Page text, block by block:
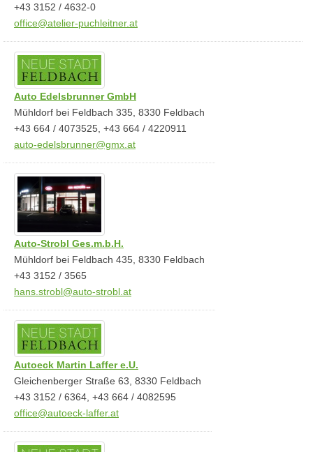
+43 3152 / 4632-0
office@atelier-puchleitner.at
Auto Edelsbrunner GmbH
Mühldorf bei Feldbach 335, 8330 Feldbach
+43 664 / 4073525, +43 664 / 4220911
auto-edelsbrunner@gmx.at
Auto-Strobl Ges.m.b.H.
Mühldorf bei Feldbach 435, 8330 Feldbach
+43 3152 / 3565
hans.strobl@auto-strobl.at
Autoeck Martin Laffer e.U.
Gleichenberger Straße 63, 8330 Feldbach
+43 3152 / 6364, +43 664 / 4082595
office@autoeck-laffer.at